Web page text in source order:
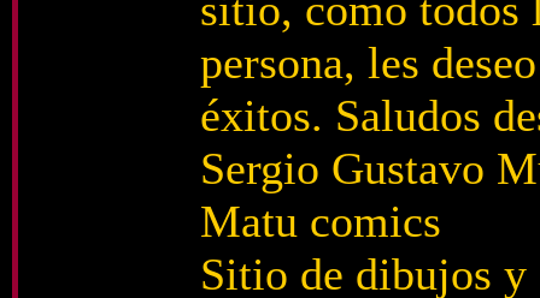
persona, les
éxitos. Saludos
Sergio Gustavo
Matu comics
Sitio de dibujos y